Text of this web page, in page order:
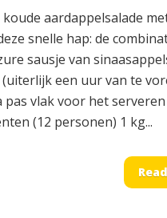
aardappelsalade
snelle hap: de
sausje van
een uur van te
pas vlak voor het
(12 personen) 1 kg...